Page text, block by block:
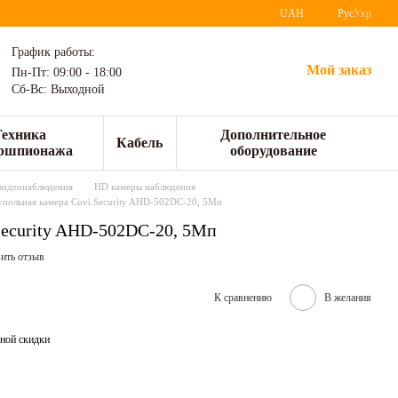
UAH РусУкр
График работы:
Пн-Пт: 09:00 - 18:00
Сб-Вс: Выходной
Мой заказ
Кабель
Дополнительное
оборудование
HD камеры наблюдения
камера Covi Security AHD-502DC-20, 5Мп
AHD-502DC-20, 5Мп
отзыв
К сравнению В желания
скидки